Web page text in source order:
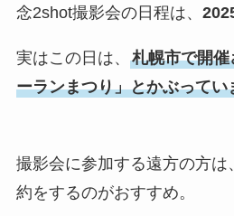
念2shot撮影会の日程は、
実はこの日は、 札幌市で開
ーランまつり」とかぶってい
撮影会に参加する遠方の方は
約をするのがおすすめ。